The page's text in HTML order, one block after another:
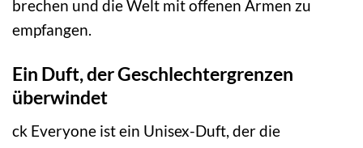
brechen und die Welt mit offenen Armen zu
empfangen.
Ein Duft, der Geschlechtergrenzen
überwindet
ck Everyone ist ein Unisex-Duft, der die